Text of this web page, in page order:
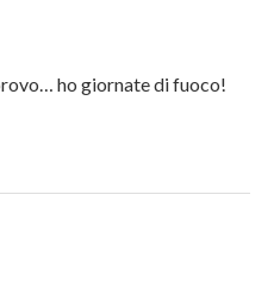
ho giornate di fuoco!